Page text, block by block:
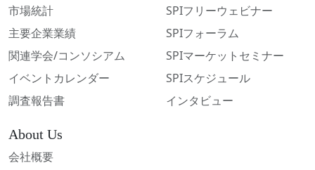
市場統計
主要企業業績
関連学会/コンソシアム
イベントカレンダー
調査報告書
SPIフリーウェビナー
SPIフォーラム
SPIマーケットセミナー
SPIスケジュール
インタビュー
About Us
会社概要